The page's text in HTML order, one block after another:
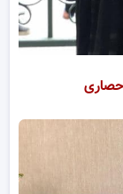
حصاری